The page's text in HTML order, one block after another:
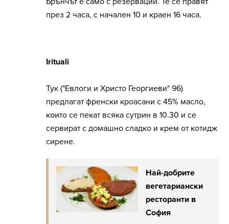
през 2 часа, с начален 10 и краен 16 часа.
Irituali
Тук ("Евлоги и Христо Георгиеви" 96)
предлагат френски кроасани с 45% масло,
които се пекат всяка сутрин в 10.30 и се
сервират с домашно сладко и крем от котидж
сирене.
Най-добрите
вегетариански
ресторанти в
София